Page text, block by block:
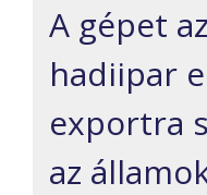
A gépet
hadiipar
exportra
az